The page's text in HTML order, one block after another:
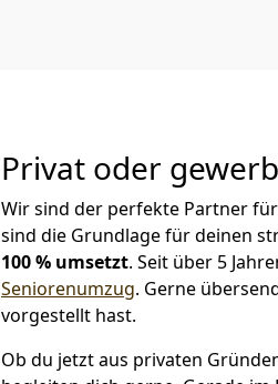
Privat oder
Wir sind der perfekte Partner für
sind die Grundlage für deinen
100 % umsetzt. Seit über 5
Seniorenumzug. Gerne
vorgestellt hast.
Ob du jetzt aus privaten